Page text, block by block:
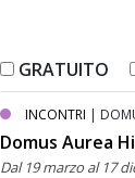
GRATUITO
INCONTRI |
Domus Aurea
Dal 19 marzo al 17